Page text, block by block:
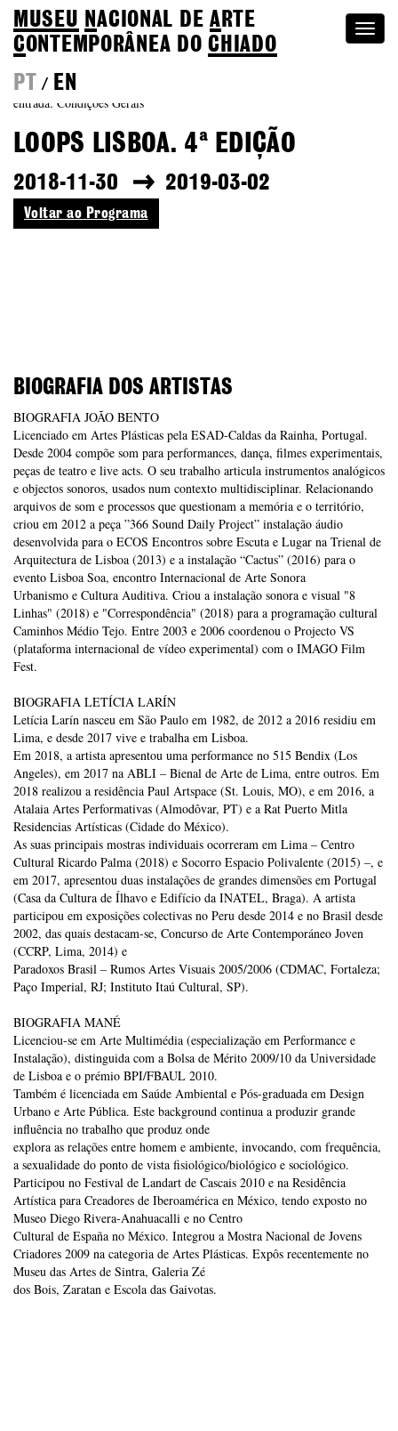
MUSEU NACIONAL DEA RTE
CONTEMPORÂNEA DOCHIADO
PT
/ EN
entrada: Condições Gerais
LOOPS LISBOA. 4ª EDIÇÃO
2018-11-30 2019-03-02
Voltar ao Programa
BIOGRAFIA DOS ARTISTAS
BIOGRAFIA JOÃO BENTO
Licenciado em Artes Plásticas pela ESAD-Caldas da Rainha, Portugal.
Desde 2004 compõe som para performances, dança, filmes experimentais,
peças de teatro e live acts. O seu trabalho articula instrumentos analógicos
e objectos sonoros, usados num contexto multidisciplinar. Relacionando
arquivos de som e processos que questionam a memória e o território,
criou em 2012 a peça ”366 Sound Daily Project” instalação áudio
desenvolvida para o ECOS Encontros sobre Escuta e Lugar na Trienal de
Arquitectura de Lisboa (2013) e a instalação “Cactus” (2016) para o
evento Lisboa Soa, encontro Internacional de Arte Sonora
Urbanismo e Cultura Auditiva. Criou a instalação sonora e visual "8
Linhas" (2018) e "Correspondência" (2018) para a programação cultural
Caminhos Médio Tejo. Entre 2003 e 2006 coordenou o Projecto VS
(plataforma internacional de vídeo experimental) com o IMAGO Film
Fest.
BIOGRAFIA LETÍCIA LARÍN
Letícia Larín nasceu em São Paulo em 1982, de 2012 a 2016 residiu em
Lima, e desde 2017 vive e trabalha em Lisboa.
Em 2018, a artista apresentou uma performance no 515 Bendix (Los
Angeles), em 2017 na ABLI – Bienal de Arte de Lima, entre outros. Em
2018 realizou a residência Paul Artspace (St. Louis, MO), e em 2016, a
Atalaia Artes Performativas (Almodôvar, PT) e a Rat Puerto Mitla
Residencias Artísticas (Cidade do México).
As suas principais mostras individuais ocorreram em Lima – Centro
Cultural Ricardo Palma (2018) e Socorro Espacio Polivalente (2015) –, e
em 2017, apresentou duas instalações de grandes dimensões em Portugal
(Casa da Cultura de Ílhavo e Edifício da INATEL, Braga). A artista
participou em exposições colectivas no Peru desde 2014 e no Brasil desde
2002, das quais destacam-se, Concurso de Arte Contemporáneo Joven
(CCRP, Lima, 2014) e
Paradoxos Brasil – Rumos Artes Visuais 2005/2006 (CDMAC, Fortaleza;
Paço Imperial, RJ; Instituto Itaú Cultural, SP).
BIOGRAFIA MANÉ
Licenciou-se em Arte Multimédia (especialização em Performance e
Instalação), distinguida com a Bolsa de Mérito 2009/10 da Universidade
de Lisboa e o prémio BPI/FBAUL 2010.
Também é licenciada em Saúde Ambiental e Pós-graduada em Design
Urbano e Arte Pública. Este background continua a produzir grande
influência no trabalho que produz onde
explora as relações entre homem e ambiente, invocando, com frequência,
a sexualidade do ponto de vista fisiológico/biológico e sociológico.
Participou no Festival de Landart de Cascais 2010 e na Residência
Artística para Creadores de Iberoamérica en México, tendo exposto no
Museo Diego Rivera-Anahuacalli e no Centro
Cultural de España no México. Integrou a Mostra Nacional de Jovens
Criadores 2009 na categoria de Artes Plásticas. Expôs recentemente no
Museu das Artes de Sintra, Galeria Zé
dos Bois, Zaratan e Escola das Gaivotas.